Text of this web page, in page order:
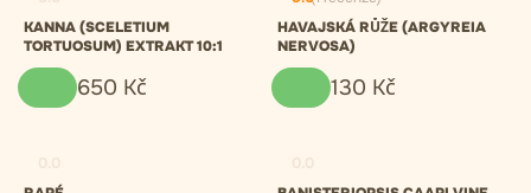
KANNA (SCELETIUM
TORTUOSUM) EXTRAKT 10:1
650 Kč
HAVAJSKÁ RŮŽE (ARGYREIA
NERVOSA)
130 Kč